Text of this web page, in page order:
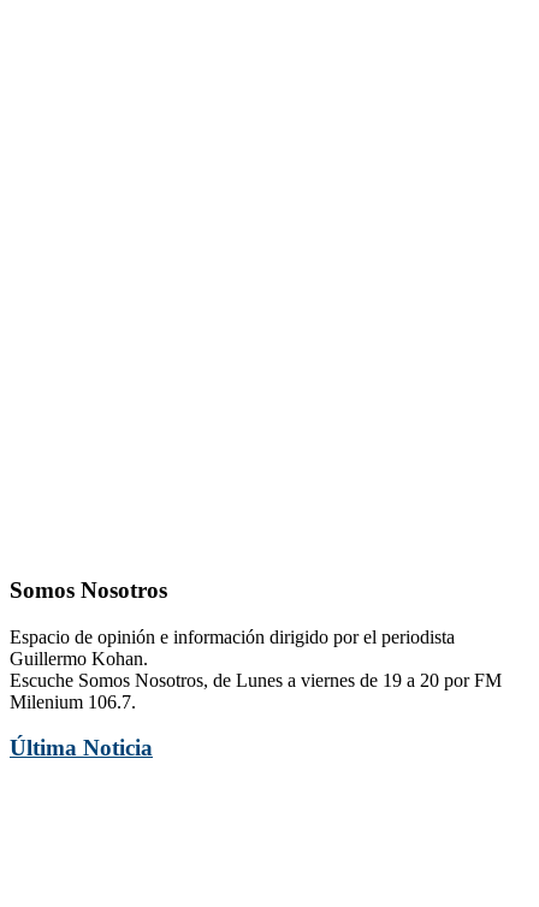
Somos Nosotros
Espacio de opinión e información dirigido por el periodista
Guillermo Kohan.
Escuche Somos Nosotros, de Lunes a viernes de 19 a 20 por FM
Milenium 106.7.
Última Noticia